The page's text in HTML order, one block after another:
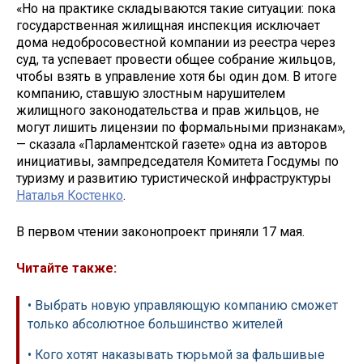
«Но на практике складываются такие ситуации: пока
государственная жилищная инспекция исключает
дома недобросовестной компании из реестра через
суд, та успевает провести общее собрание жильцов,
чтобы взять в управление хотя бы один дом. В итоге
компанию, ставшую злостным нарушителем
жилищного законодательства и прав жильцов, не
могут лишить лицензии по формальными признакам»,
— сказала «Парламентской газете» одна из авторов
инициативы, зампредседателя Комитета Госдумы по
туризму и развитию туристической инфраструктуры
Наталья Костенко.
В первом чтении законопроект приняли 17 мая.
Читайте также:
• Выбрать новую управляющую компанию сможет
только абсолютное большинство жителей
• Кого хотят наказывать тюрьмой за фальшивые